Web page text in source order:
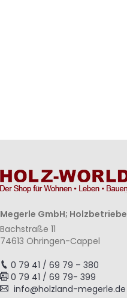
Megerle GmbH; Holzbetriebe
Bachstraße 11
74613 Öhringen-Cappel
0 79 41 / 69 79 – 380
0 79 41 / 69 79- 399
info@holzland-megerle.de